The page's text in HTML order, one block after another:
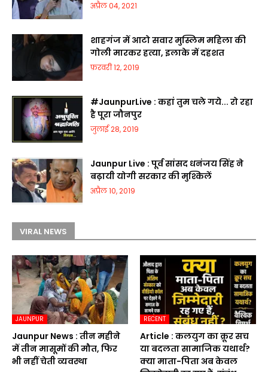
अप्रैल 04, 2021
शाहगंज में आटो सवार मुस्लिम महिला की
गोली मारकर हत्या, इलाके में दहशत
फ़रवरी 12, 2019
#JaunpurLive : कहां तुम चले गये... रो रहा
है पूरा जौनपुर
जुलाई 28, 2019
Jaunpur Live : पूर्व सांसद धनंजय सिंह ने
बढ़ायी योगी सरकार की मुश्किलें
अप्रैल 10, 2019
VIRAL NEWS
JAUNPUR
Jaunpur News : तीन महीने
में तीन मासूमों की मौत, फिर
भी नहीं चेती व्यवस्था
RECENT
Article : कलयुग का क्रूर सच
या बदलता सामाजिक यथार्थ?
क्या माता-पिता अब केवल